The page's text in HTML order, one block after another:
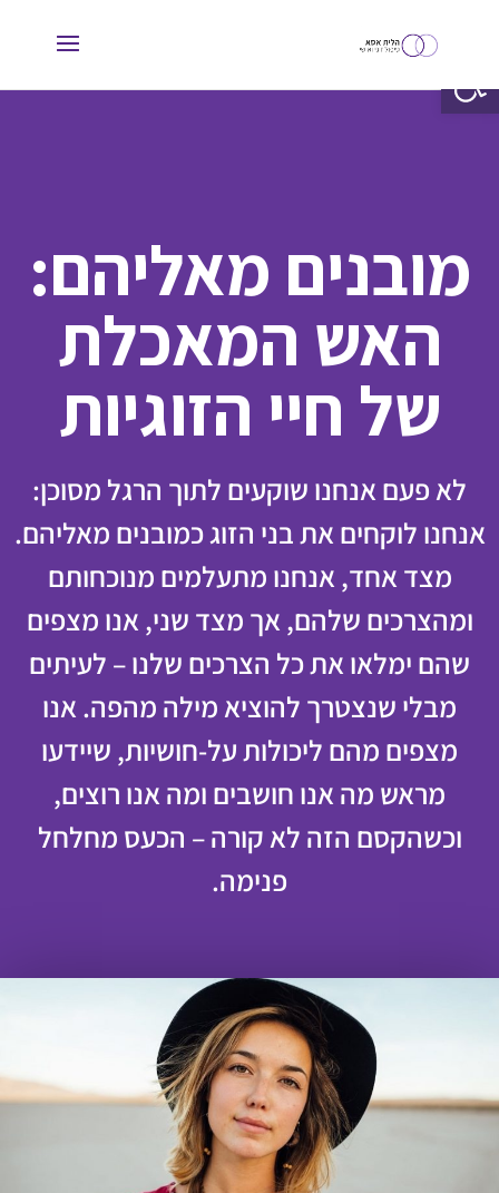
מובנים מאליהם:
האש המאכלת
של חיי הזוגיות
לא פעם אנחנו שוקעים לתוך הרגל מסוכן:
אנחנו לוקחים את בני הזוג כמובנים מאליהם.
מצד אחד, אנחנו מתעלמים מנוכחותם
ומהצרכים שלהם, אך מצד שני, אנו מצפים
שהם ימלאו את כל הצרכים שלנו – לעיתים
מבלי שנצטרך להוציא מילה מהפה. אנו
מצפים מהם ליכולות על-חושיות, שיידעו
מראש מה אנו חושבים ומה אנו רוצים,
וכשהקסם הזה לא קורה – הכעס מחלחל
פנימה.
פתח סרגל נגישות